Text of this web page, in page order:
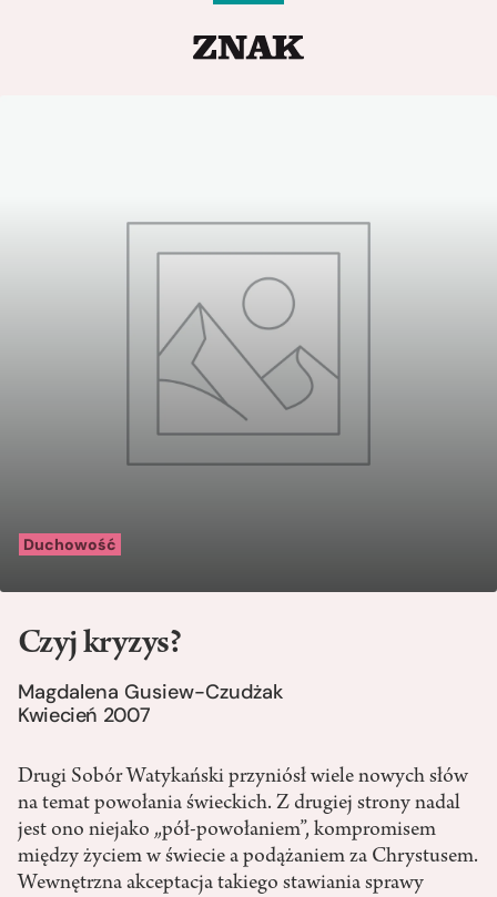
Duchowość
Czyj kryzys?
Magdalena Gusiew-Czudżak
Kwiecień 2007
Drugi Sobór Watykański przyniósł wiele nowych słów
na temat powołania świeckich. Z drugiej strony nadal
jest ono niejako „pół-powołaniem”, kompromisem
między życiem w świecie a podążaniem za Chrystusem.
Wewnętrzna akceptacja takiego stawiania sprawy